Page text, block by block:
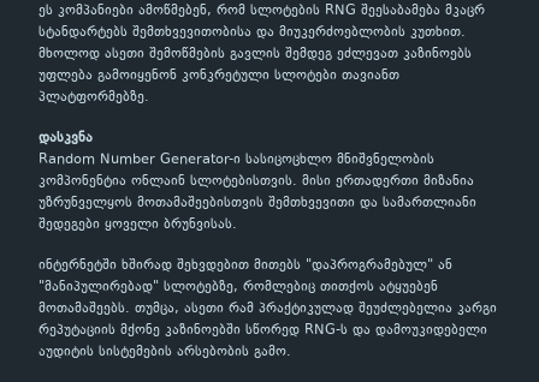
ეს კომპანიები ამოწმებენ, რომ სლოტების RNG შეესაბამება მკაცრ
სტანდარტებს შემთხვევითობისა და მიუკერძოებლობის კუთხით.
მხოლოდ ასეთი შემოწმების გავლის შემდეგ ეძლევათ კაზინოებს
უფლება გამოიყენონ კონკრეტული სლოტები თავიანთ
პლატფორმებზე.
დასკვნა
Random Number Generator-ი სასიცოცხლო მნიშვნელობის
კომპონენტია ონლაინ სლოტებისთვის. მისი ერთადერთი მიზანია
უზრუნველყოს მოთამაშეებისთვის შემთხვევითი და სამართლიანი
შედეგები ყოველი ბრუნვისას.
ინტერნეტში ხშირად შეხვდებით მითებს "დაპროგრამებულ" ან
"მანიპულირებად" სლოტებზე, რომლებიც თითქოს ატყუებენ
მოთამაშეებს. თუმცა, ასეთი რამ პრაქტიკულად შეუძლებელია კარგი
რეპუტაციის მქონე კაზინოებში სწორედ RNG-ს და დამოუკიდებელი
აუდიტის სისტემების არსებობის გამო.